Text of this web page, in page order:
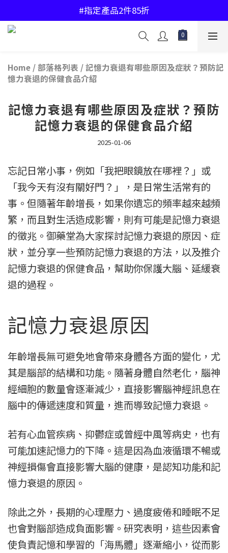
#中國香港地區購物滿$450免運費
#指定產品2件85折
#中國香港地區購物滿$450免運費
Home /部落格列表 /記憶力衰退有哪些原因及症狀？預防記
憶力衰退的保健食品介紹
記憶力衰退有哪些原因及症狀？預防
記憶力衰退的保健食品介紹
2025-01-06
忘記日常小事，例如「我把眼鏡放在哪裡？」或
「我今天有沒有關好門？」，是日常生活常有的
事。但隨著年齡增長，如果你遺忘的頻率越來越頻
繁，而且對生活造成影響，則有可能是記憶力衰退
的徵兆。御藥堂為大家探討記憶力衰退的原因、症
狀，並分享一些預防記憶力衰退的方法，以及推介
記憶力衰退的保健食品，幫助你保護大腦、延緩衰
退的過程。
記憶力衰退原因
年齡增長無可避免地會帶來身體各方面的變化，尤
其是腦部的結構和功能。隨著身體自然老化，腦神
經細胞的數量會逐漸減少，直接影響腦神經訊息在
腦中的傳遞速度和質量，進而導致記憶力衰退。
若有心血管疾病、抑鬱症或曾經中風等病史，也有
可能加速記憶力的下降。這是因為血液循環不暢或
神經損傷會直接影響大腦的健康，是認知功能和記
憶力衰退的原因。
除此之外，長期的心理壓力、過度疲倦和睡眠不足
也會對腦部造成負面影響。研究表明，這些因素會
使負責記憶和學習的「海馬體」逐漸縮小，從而影